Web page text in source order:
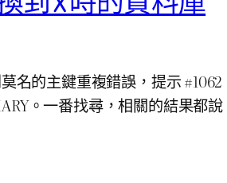
名的主鍵重複錯誤，提示 #1062
。一番找尋，相關的結果都說